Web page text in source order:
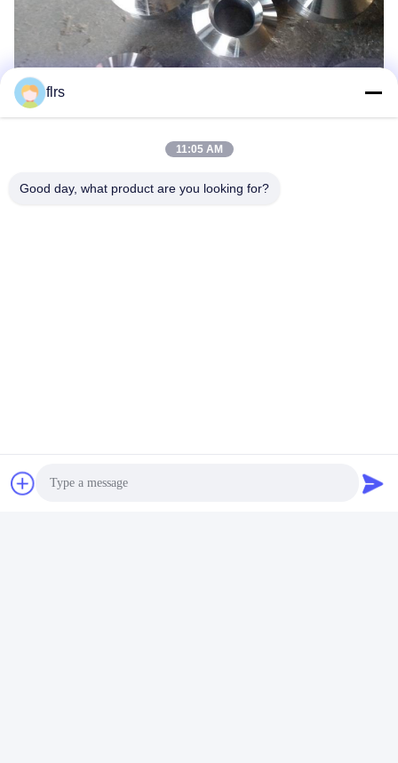
Las Etiquetas:
flrs
11:05 AM
Good day, what product are you looking for?